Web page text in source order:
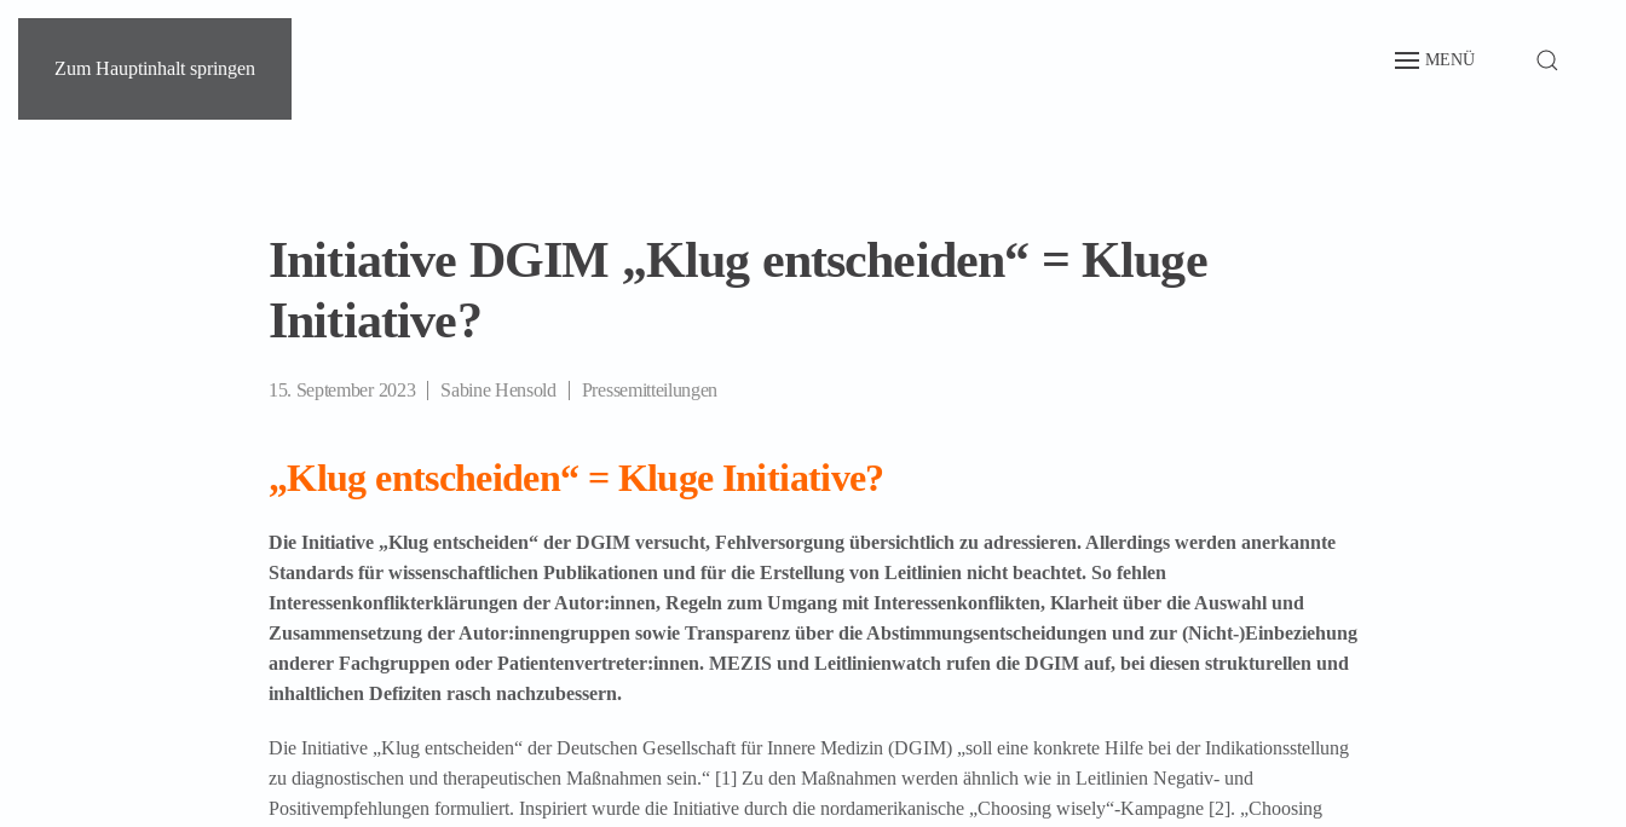
Zum Hauptinhalt springen MENÜ
Initiative DGIM „Klug entscheiden“ = Kluge
Initiative?
15. September 2023 Sabine Hensold Pressemitteilungen
„Klug entscheiden“ = Kluge Initiative?
Die Initiative „Klug entscheiden“ der DGIM versucht, Fehlversorgung übersichtlich zu adressieren. Allerdings werden anerkannte
Standards für wissenschaftlichen Publikationen und für die Erstellung von Leitlinien nicht beachtet. So fehlen
Interessenkonflikterklärungen der Autor:innen, Regeln zum Umgang mit Interessenkonflikten, Klarheit über die Auswahl und
Zusammensetzung der Autor:innengruppen sowie Transparenz über die Abstimmungsentscheidungen und zur (Nicht-)Einbeziehung
anderer Fachgruppen oder Patientenvertreter:innen. MEZIS und Leitlinienwatch rufen die DGIM auf, bei diesen strukturellen und
inhaltlichen Defiziten rasch nachzubessern.
Die Initiative „Klug entscheiden“ der Deutschen Gesellschaft für Innere Medizin (DGIM) „soll eine konkrete Hilfe bei der Indikationsstellung
zu diagnostischen und therapeutischen Maßnahmen sein.“ [1] Zu den Maßnahmen werden ähnlich wie in Leitlinien Negativ- und
Positivempfehlungen formuliert. Inspiriert wurde die Initiative durch die nordamerikanische „Choosing wisely“-Kampagne [2]. „Choosing